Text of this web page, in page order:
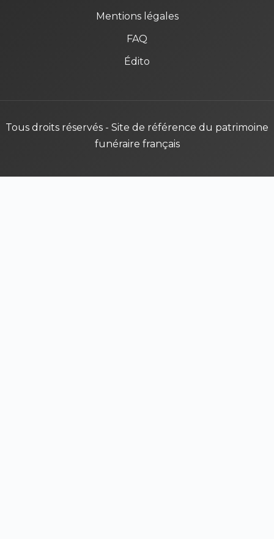
Mentions légales
FAQ
Édito
Tous droits réservés - Site de référence du patrimoine
funéraire français